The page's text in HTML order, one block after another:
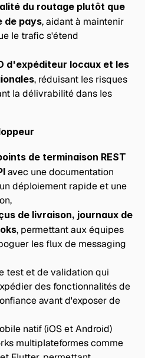
du routage plutôt que
de pays, aidant à maintenir
le trafic s'étend
d'expéditeur locaux et les
, réduisant les risques
la délivrabilité dans les
de terminaison REST
avec une documentation
déploiement rapide et une
de livraison, journaux de
, permettant aux équipes
les flux de messaging
test et de validation qui
des fonctionnalités de
avant d'exposer de
natif (iOS et Android)
multiplateformes comme